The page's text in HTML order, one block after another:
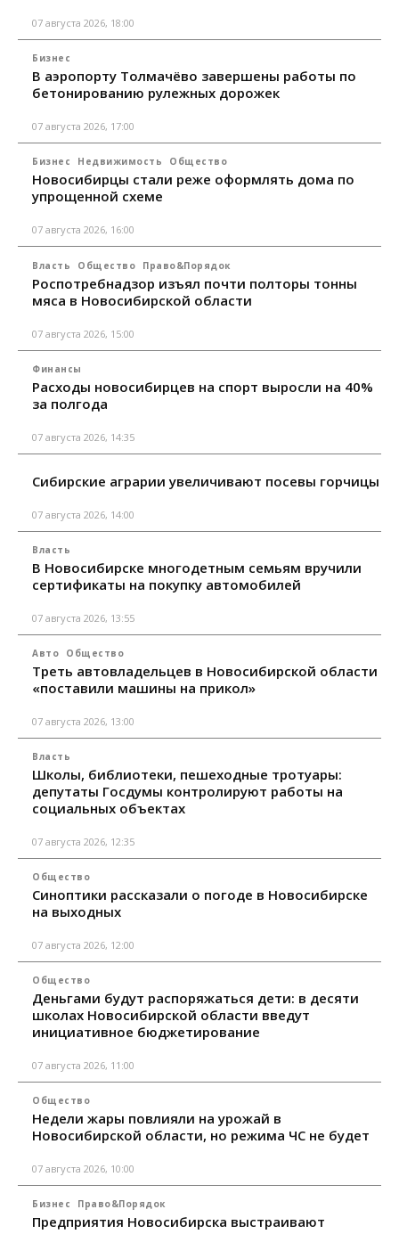
07 августа 2026, 18:00
Бизнес
В аэропорту Толмачёво завершены работы по
бетонированию рулежных дорожек
07 августа 2026, 17:00
Бизнес Недвижимость Общество
Новосибирцы стали реже оформлять дома по
упрощенной схеме
07 августа 2026, 16:00
Власть Общество Право&Порядок
Роспотребнадзор изъял почти полторы тонны
мяса в Новосибирской области
07 августа 2026, 15:00
Финансы
Расходы новосибирцев на спорт выросли на 40%
за полгода
07 августа 2026, 14:35
Сибирские аграрии увеличивают посевы горчицы
07 августа 2026, 14:00
Власть
В Новосибирске многодетным семьям вручили
сертификаты на покупку автомобилей
07 августа 2026, 13:55
Авто Общество
Треть автовладельцев в Новосибирской области
«поставили машины на прикол»
07 августа 2026, 13:00
Власть
Школы, библиотеки, пешеходные тротуары:
депутаты Госдумы контролируют работы на
социальных объектах
07 августа 2026, 12:35
Общество
Синоптики рассказали о погоде в Новосибирске
на выходных
07 августа 2026, 12:00
Общество
Деньгами будут распоряжаться дети: в десяти
школах Новосибирской области введут
инициативное бюджетирование
07 августа 2026, 11:00
Общество
Недели жары повлияли на урожай в
Новосибирской области, но режима ЧС не будет
07 августа 2026, 10:00
Бизнес Право&Порядок
Предприятия Новосибирска выстраивают